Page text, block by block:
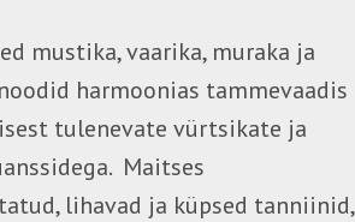
mustika, vaarika, muraka ja
harmoonias tammevaadis
tulenevate vürtsikate ja
Maitses
lihavad ja küpsed tanniinid,